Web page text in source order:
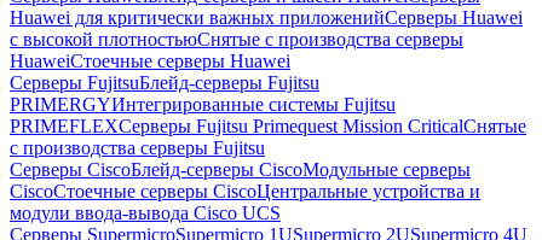
Huawei для критически важных приложенийСерверы Huawei
с высокой плотностьюСнятые с производства серверы
HuaweiСтоечные серверы Huawei
Серверы FujitsuБлейд-серверы Fujitsu
PRIMERGYИнтегрированные системы Fujitsu
PRIMEFLEXСерверы Fujitsu Primequest Mission CriticalСнятые
с производства серверы Fujitsu
Серверы CiscoБлейд-серверы CiscoМодульные серверы
CiscoСтоечные серверы CiscoЦентральные устройства и
модули ввода-вывода Cisco UCS
Серверы SupermicroSupermicro 1USupermicro 2USupermicro 4U